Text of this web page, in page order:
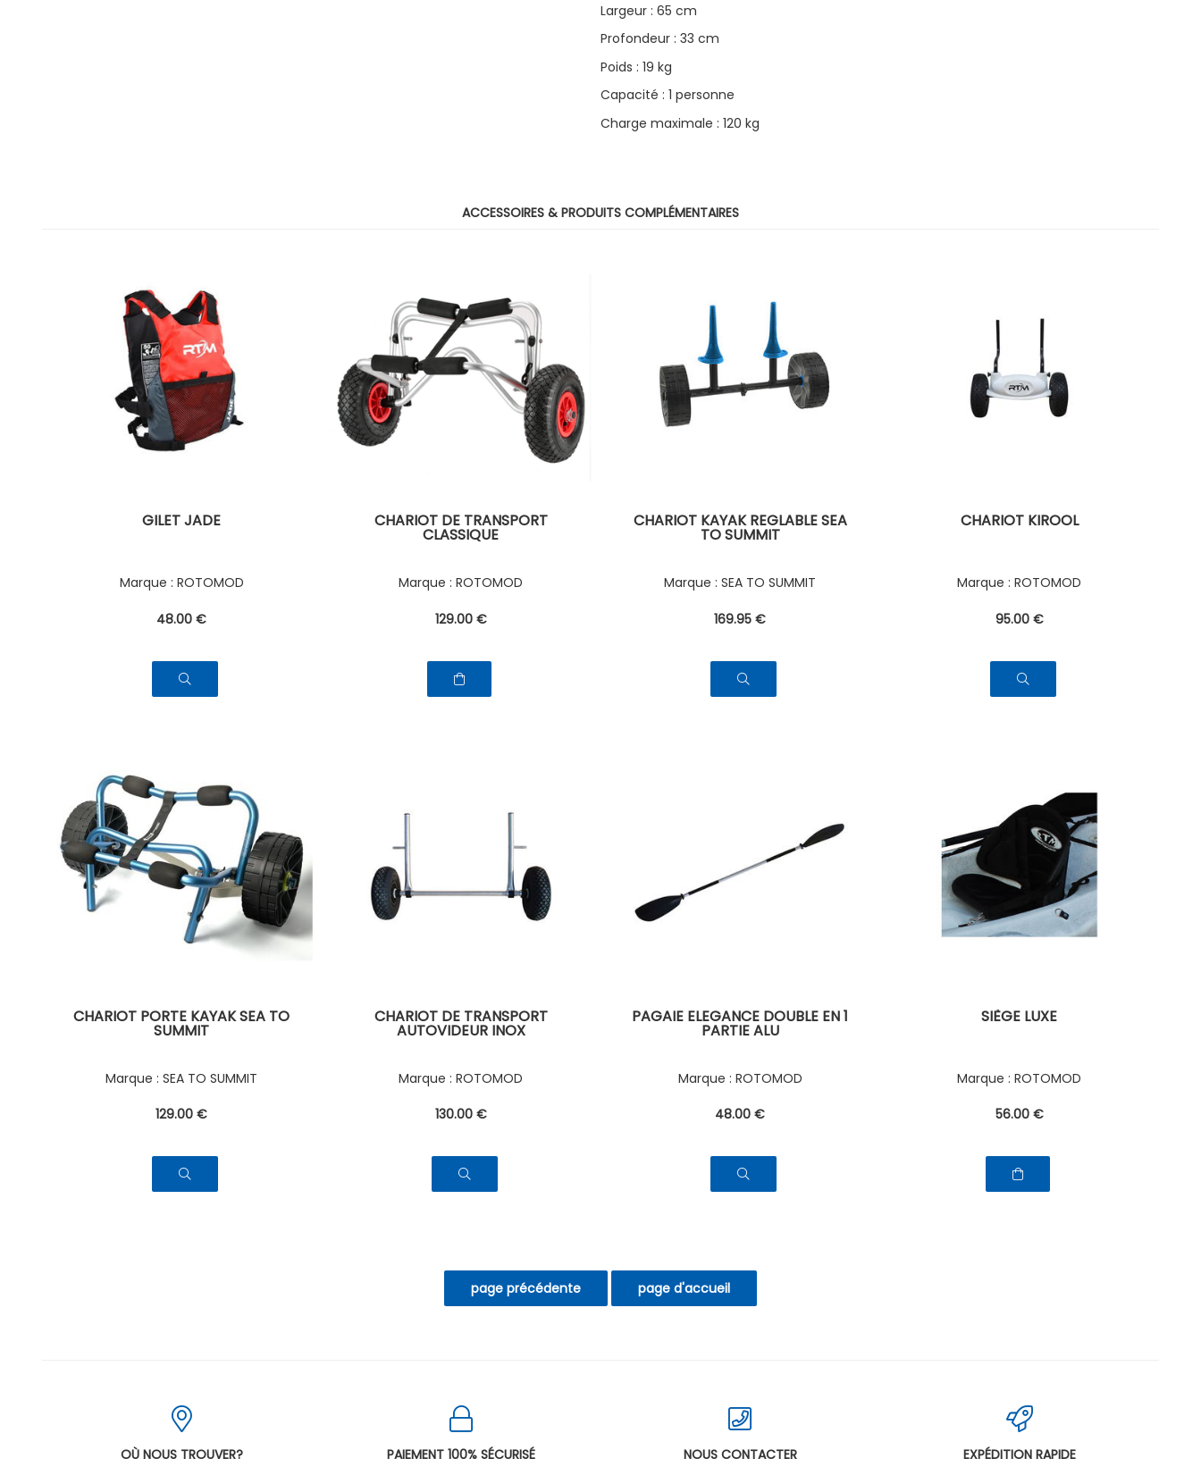
Largeur : 65 cm
Profondeur : 33 cm
Poids : 19 kg
Capacité : 1 personne
Charge maximale : 120 kg
ACCESSOIRES & PRODUITS COMPLÉMENTAIRES
GILET JADE
ROTOMOD
48.00 €
CHARIOT DE TRANSPORT
CLASSIQUE
ROTOMOD
129.00 €
CHARIOT KAYAK REGLABLE SEA
TO SUMMIT
SEA TO SUMMIT
169.95 €
CHARIOT KIROOL
ROTOMOD
95.00 €
CHARIOT PORTE KAYAK SEA TO
SUMMIT
SEA TO SUMMIT
129.00 €
CHARIOT DE TRANSPORT
AUTOVIDEUR INOX
ROTOMOD
130.00 €
PAGAIE ELEGANCE DOUBLE EN 1
PARTIE ALU
ROTOMOD
48.00 €
SIÈGE LUXE
ROTOMOD
56.00 €
OÙ NOUS TROUVER? PAIEMENT 100% SÉCURISÉ NOUS CONTACTER EXPÉDITION RAPIDE